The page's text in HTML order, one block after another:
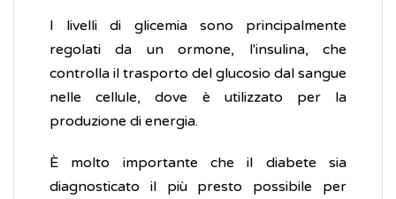
I livelli di glicemia sono principalmente
regolati da un ormone, l'insulina, che
controlla il trasporto del glucosio dal sangue
nelle cellule, dove è utilizzato per la
produzione di energia.
È molto importante che il diabete sia
diagnosticato il più presto possibile per